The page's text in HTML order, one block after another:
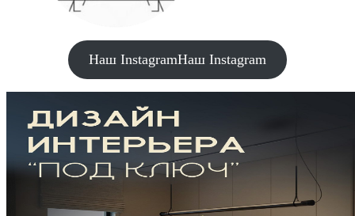
Наш InstagramНаш Instagram